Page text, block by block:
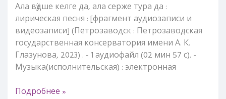
Ала вӱдше келге да, ала серже тура да :
лирическая песня : [фрагмент аудиозаписи и
видеозаписи] (Петрозаводск : Петрозаводская
государственная консерватория имени А. К.
Глазунова, 2023) . - 1 аудиофайл (02 мин 57 с). -
Музыка(исполнительская) : электронная
Подробнее »